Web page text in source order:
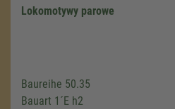
Lokomotywy parowe
Baureihe 50.35
Bauart 1´E h2